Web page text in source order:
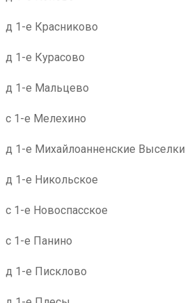
д 1-е Красниково
д 1-е Курасово
д 1-е Мальцево
с 1-е Мелехино
д 1-е Михайлоанненские Выселки
д 1-е Никольское
с 1-е Новоспасское
с 1-е Панино
д 1-е Писклово